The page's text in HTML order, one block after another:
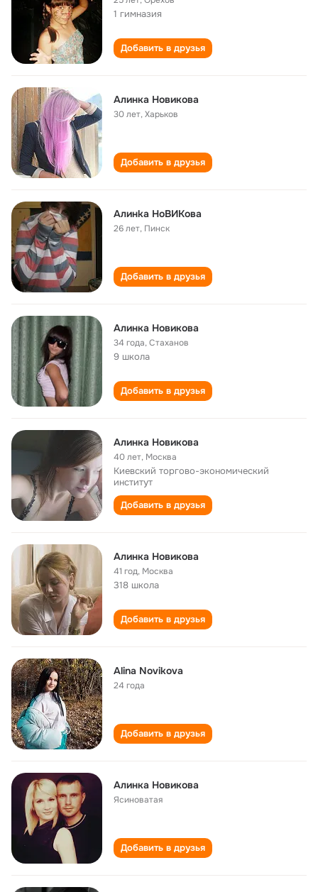
1 гимназия
Добавить в друзья
Алинка Новикова
30 лет,Харьков
Добавить в друзья
Алинkа НоВИКова
26 лет, Пинск
Добавить в друзья
Алинка Новикова
34 года,Стаханов
9 школа
Добавить в друзья
Алинка Новикова
40 лет, Москва
Киевский торгово-экономический
институт
Добавить в друзья
Алинка Новикова
41 год, Москва
318 школа
Добавить в друзья
Alina Novikova
24 года
Добавить в друзья
Алинка Новикова
Ясиноватая
Добавить в друзья